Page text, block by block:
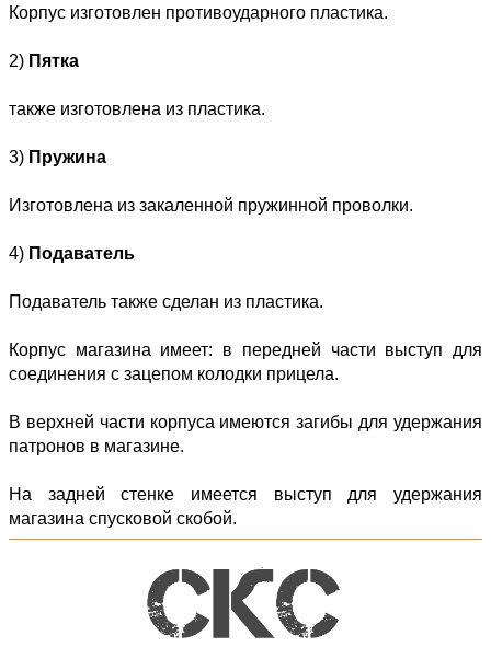
Корпус изготовлен противоударного пластика.
2) Пятка
также изготовлена из пластика.
3) Пружина
Изготовлена из закаленной пружинной проволки.
4) Подаватель
Подаватель также сделан из пластика.
Корпус магазина имеет: в передней части выступ для
соединения с зацепом колодки прицела.
В верхней части корпуса имеются загибы для удержания
патронов в магазине.
На задней стенке имеется выступ для удержания
магазина спусковой скобой.